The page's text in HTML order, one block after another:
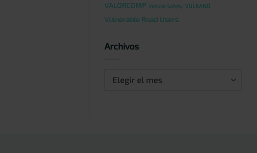
VALORCOMP Vehicle Safety VULKANO
Vulnerable Road Users
Archivos
Archivos